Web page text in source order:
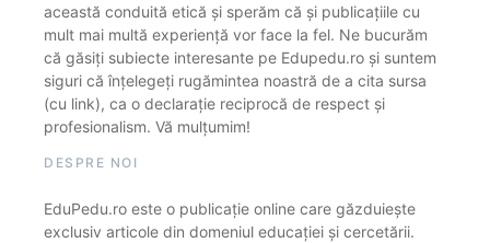
această conduită etică și sperăm că și publicațiile cu
mult mai multă experiență vor face la fel. Ne bucurăm
că găsiți subiecte interesante pe Edupedu.ro și suntem
siguri că înțelegeți rugămintea noastră de a cita sursa
(cu link), ca o declarație reciprocă de respect și
profesionalism. Vă mulțumim!
DESPRE NOI
EduPedu.ro este o publicație online care găzduiește
exclusiv articole din domeniul educației și cercetării.